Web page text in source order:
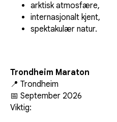
arktisk atmosfære,
internasjonalt kjent,
spektakulær natur.
Trondheim Maraton
📍 Trondheim
📅 September 2026
Viktig: